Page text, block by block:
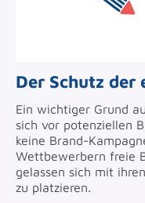
Der Schutz der
Ein wichtiger Grund
sich vor potenziellen
keine Brand-
Wettbewerbern freie
gelassen sich mit
zu platzieren.